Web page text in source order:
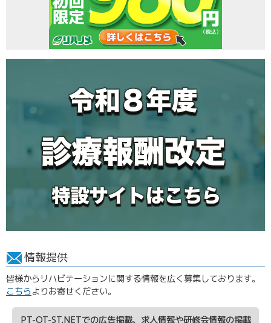
情報提供
皆様からリハビテーションに関する情報を広く募集しております。
こちらよりお寄せください。
PT-OT-ST.NETでの広告掲載、求人情報や研修会情報の掲載